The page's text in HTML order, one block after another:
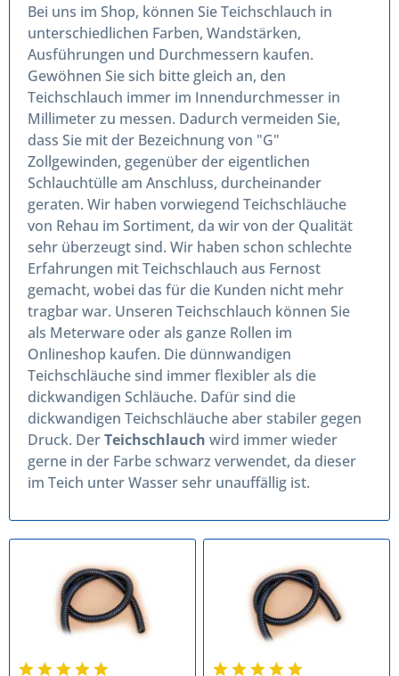
Bei uns im Shop, können Sie Teichschlauch in
unterschiedlichen Farben, Wandstärken,
Ausführungen und Durchmessern kaufen.
Gewöhnen Sie sich bitte gleich an, den
Teichschlauch immer im Innendurchmesser in
Millimeter zu messen. Dadurch vermeiden Sie,
dass Sie mit der Bezeichnung von "G"
Zollgewinden, gegenüber der eigentlichen
Schlauchtülle am Anschluss, durcheinander
geraten. Wir haben vorwiegend Teichschläuche
von Rehau im Sortiment, da wir von der Qualität
sehr überzeugt sind. Wir haben schon schlechte
Erfahrungen mit Teichschlauch aus Fernost
gemacht, wobei das für die Kunden nicht mehr
tragbar war. Unseren Teichschlauch können Sie
als Meterware oder als ganze Rollen im
Onlineshop kaufen. Die dünnwandigen
Teichschläuche sind immer flexibler als die
dickwandigen Schläuche. Dafür sind die
dickwandigen Teichschläuche aber stabiler gegen
Druck. DerTeichschlauch wird immer wieder
gerne in der Farbe schwarz verwendet, da dieser
im Teich unter Wasser sehr unauffällig ist.